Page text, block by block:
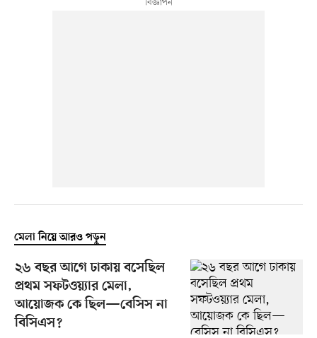
মেলা নিয়ে আরও পড়ুন
২৬ বছর আগে ঢাকায় বসেছিল
প্রথম সফটওয়্যার মেলা,
আয়োজক কে ছিল—বেসিস না
বিসিএস?